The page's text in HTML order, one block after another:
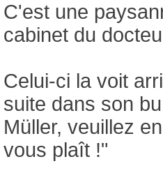
C'est une
cabinet du
Celui-ci la voit
suite dans son
Müller, veuillez
vous plaît !"